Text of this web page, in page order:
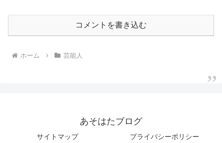
コメントを書き込む
ホーム 芸能人
あそはたブログ
サイトマップ プライバシーポリシー